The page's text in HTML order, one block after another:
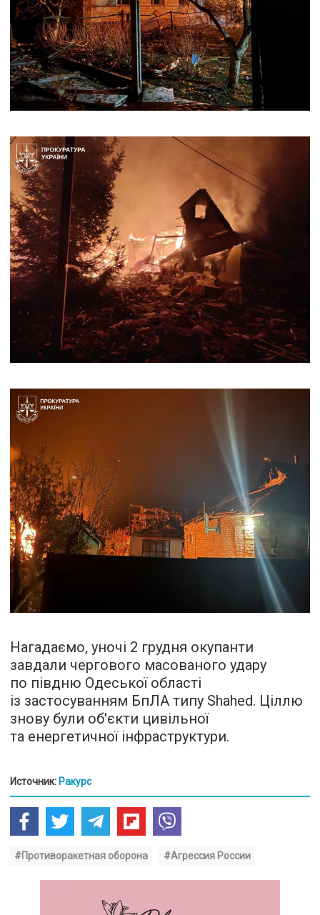
Нагадаємо, уночі 2 грудня окупанти
завдали чергового масованого удару
по півдню Одеської області
із застосуванням БпЛА типу Shahed. Ціллю
знову були об'єкти цивільної
та енергетичної інфраструктури.
Источник: Ракурс
#Противоракетная оборона #Агрессия России